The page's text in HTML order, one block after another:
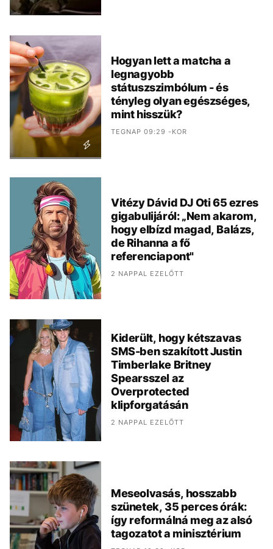
Hogyan lett a matcha a
legnagyobb
státuszszimbólum - és
tényleg olyan egészséges,
mint hisszük?
TEGNAP 09:29 -KOR
Vitézy Dávid DJ Oti 65 ezres
gigabulijáról: „Nem akarom,
hogy elbízd magad, Balázs,
de Rihanna a fő
referenciapont"
2 NAPPAL EZELŐTT
Kiderült, hogy kétszavas
SMS-ben szakított Justin
Timberlake Britney
Spearsszel az
Overprotected
klipforgatásán
2 NAPPAL EZELŐTT
Meseolvasás, hosszabb
szünetek, 35 perces órák:
így reformálná meg az alsó
tagozatot a minisztérium